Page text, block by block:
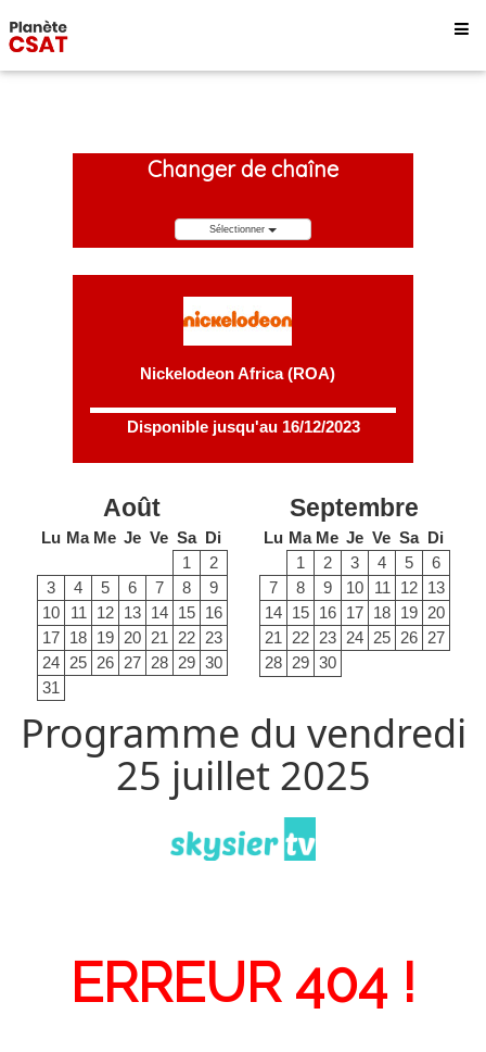
Changer de chaîne
Sélectionner
Nickelodeon Africa (ROA)
Disponible jusqu'au 16/12/2023
Août
Lu Ma Me Je Ve Sa Di
1
2
3
4 5 6 7 8
9
10
11 12 13 14 15 16
17 18 19 20 21 22 23
24 25 26 27 28 29 30
31
Septembre
Lu Ma Me Je Ve Sa Di
1
2 3 4 5
6
7
8 9 10 11 12 13
14 15 16 17 18 19 20
21
22 23 24 25 26 27
28 29 30
Programme du vendredi
25 juillet 2025